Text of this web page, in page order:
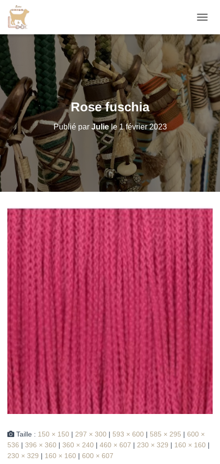
É
P
E
R
L
A
N
I
G
A
T
O
N
Rose fuschia
Publié par Juliele1 février 2023
Taille : 150 × 150 | 297 × 300 | 593 × 600 | 585 × 295 | 600 ×
536 | 396 × 360 | 360 × 240 | 460 × 607 | 230 × 329 | 160 × 160 |
230 × 329 | 160 × 160 | 600 × 607